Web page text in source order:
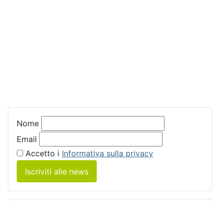
Nome
Email
Accetto i Informativa sulla privacy
Iscriviti alle news